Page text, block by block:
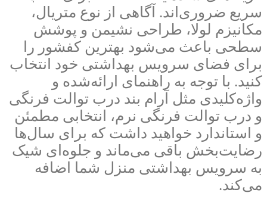
سریع ضروری‌اند. آگاهی از نوع متریال،
مکانیزم لولا، طراحی نشیمن و پوشش
سطحی باعث می‌شود بهترین کفشور را
برای فضای سرویس بهداشتی خود انتخاب
کنید. با توجه به راهنمای ارائه‌شده و
واژه‌کلیدی مثل آرام بند درب توالت فرنگی
و درب توالت فرنگی نرم، انتخابی مطمئن
و استاندارد خواهید داشت که برای سال‌ها
رضایت‌بخش باقی می‌ماند و جلوه‌ای شیک
به سرویس بهداشتی منزل شما اضافه
می‌کند.